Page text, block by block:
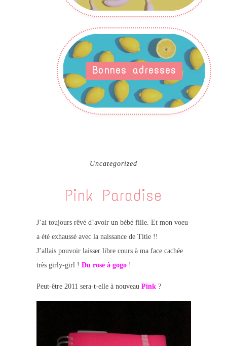
Bonnes adresses
Uncategorized
Pink Paradise
J’ai toujours rêvé d’avoir un bébé fille. Et mon voeu
a été exhaussé avec la naissance de Titie !!
J’allais pouvoir laisser libre cours à ma face cachée
très girly-girl ! Du rose à gogo!
Peut-être 2011 sera-t-elle à nouveau Pink?